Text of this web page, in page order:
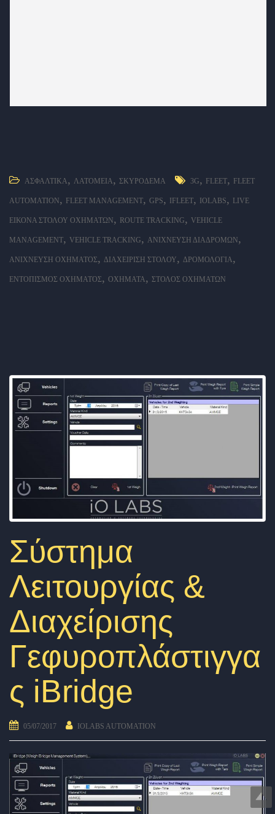
ΑΣΦΑΛΤΙΚΆ, ΛΑΤΟΜΕΊΑ, ΣΚΥΡΌΔΕΜΑ 3G, FLEET, FLEET
AUTOMATION , FLEET MANAGEMENT, GPS, IFLEET, IOLABS, LIVE
ΕΙΚΌΝΑ ΣΤΌΛΟΥ ΟΧΗΜΆΤΩΝ , ROUTE TRACKING, VEHICLE
MANAGEMENT, VEHICLE TRACKING, ΑΝΊΧΝΕΥΣΗ ΔΙΑΔΡΟΜΏΝ ,
ΑΝΊΧΝΕΥΣΗ ΟΧΉΜΑΤΟΣ, ΔΙΑΧΕΊΡΙΣΗ ΣΤΌΛΟΥ, ΔΡΟΜΟΛΌΓΙΑ,
ΕΝΤΟΠΙΣΜΌΣ ΟΧΉΜΑΤΟΣ, ΟΧΉΜΑΤΑ, ΣΤΌΛΟΣ ΟΧΗΜΆΤΩΝ
Σύστημα
Λειτουργίας &
Διαχείρισης
Γεφυροπλάστιγγα
ς iBridge
05/07/2017 IOLABS AUTOMATION